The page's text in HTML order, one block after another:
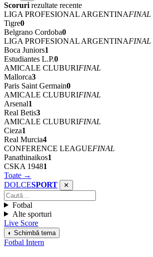
Scoruri rezultate recente
LIGA PROFESIONAL ARGENTINAFINAL
Tigre0
Belgrano Cordoba0
LIGA PROFESIONAL ARGENTINAFINAL
Boca Juniors1
Estudiantes L.P.0
AMICALE CLUBURIFINAL
Mallorca3
Paris Saint Germain0
AMICALE CLUBURIFINAL
Arsenal1
Real Betis3
AMICALE CLUBURIFINAL
Cieza1
Real Murcia4
CONFERENCE LEAGUEFINAL
Panathinaikos1
CSKA 19481
Toate →
DOLCESPORT ✕
Fotbal
Alte sporturi
Live Score
◐ Schimbă tema
Fotbal Intern